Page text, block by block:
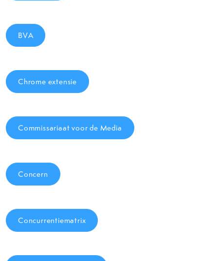
BVA
Chrome extensie
Commissariaat voor de Media
Concern
Concurrentiematrix